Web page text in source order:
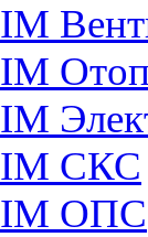
СКС
ОПС